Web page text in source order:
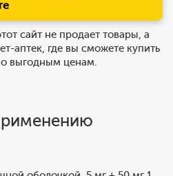
сайт не продает товары, а
аптек, где вы сможете купить
выгодным ценам.